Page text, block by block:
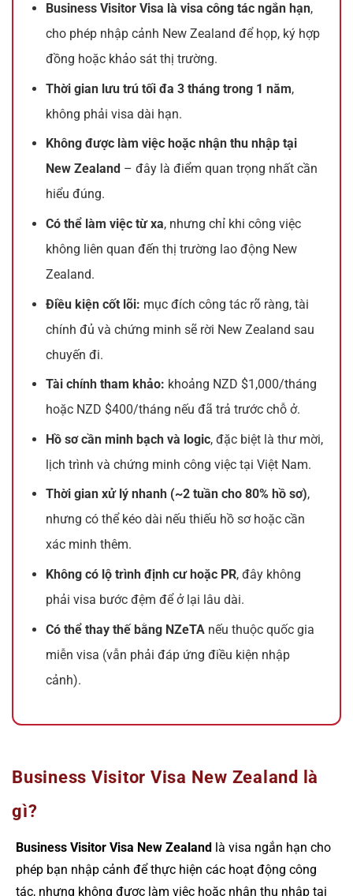
Business Visitor Visa là visa công tác ngắn hạn,
cho phép nhập cảnh New Zealand để họp, ký hợp
đồng hoặc khảo sát thị trường.
Thời gian lưu trú tối đa 3 tháng trong 1 năm,
không phải visa dài hạn.
Không được làm việc hoặc nhận thu nhập tại
New Zealand – đây là điểm quan trọng nhất cần
hiểu đúng.
Có thể làm việc từ xa, nhưng chỉ khi công việc
không liên quan đến thị trường lao động New
Zealand.
Điều kiện cốt lõi: mục đích công tác rõ ràng, tài
chính đủ và chứng minh sẽ rời New Zealand sau
chuyến đi.
Tài chính tham khảo: khoảng NZD $1,000/tháng
hoặc NZD $400/tháng nếu đã trả trước chỗ ở.
Hồ sơ cần minh bạch và logic, đặc biệt là thư mời,
lịch trình và chứng minh công việc tại Việt Nam.
Thời gian xử lý nhanh (~2 tuần cho 80% hồ sơ),
nhưng có thể kéo dài nếu thiếu hồ sơ hoặc cần
xác minh thêm.
Không có lộ trình định cư hoặc PR, đây không
phải visa bước đệm để ở lại lâu dài.
Có thể thay thế bằng NZeTA nếu thuộc quốc gia
miễn visa (vẫn phải đáp ứng điều kiện nhập
cảnh).
Business Visitor Visa New Zealand là
gì?
Business Visitor Visa New Zealand là visa ngắn hạn cho
phép bạn nhập cảnh để thực hiện các hoạt động công
tác, nhưng không được làm việc hoặc nhận thu nhập tại